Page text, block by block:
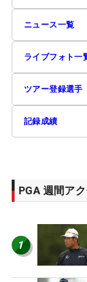
ニュース一覧
ライブフォト一
ツアー登録選手
記録成績
PGA 週間ア
1